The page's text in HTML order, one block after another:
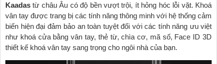
Kaadas từ châu Âu có độ bền vượt trội, ít hỏng hóc lỗi vặt. Khoá
vân tay được trang bị các tính năng thông minh với hệ thống cảm
biến hiện đại đảm bảo an toàn tuyệt đối với các tính năng ưu việt
như khoá cửa bằng vân tay, thẻ từ, chìa cơ, mã số, Face ID 3D
thiết kế khoá vân tay sang trọng cho ngôi nhà của bạn.